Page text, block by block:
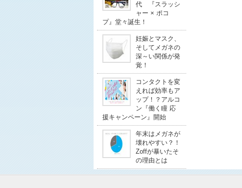
代 『スラッシ
ャー × ポコ
プ』堂々誕生！
妊娠とマスク、
そしてメガネの
深～い関係が発
覚！
コンタクトを変
えれば効率もア
ップ！？アルコ
ン『働く瞳 応
援キャンペーン』開始
年末はメガネが
壊れやすい？！
Zoffが暴いたそ
の理由とは